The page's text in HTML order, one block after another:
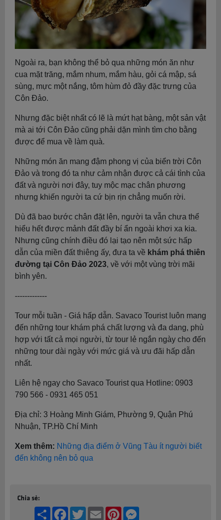
Ngoài ra, bạn không thể bỏ qua những món ăn như
cua mặt trăng, mắm nhum, mắm hàu, gỏi cá mập, sá
sùng, mực một nắng, tôm hùm đỏ đầy đặc trưng của
Côn Đảo.
Nhưng đặc biệt nhất có lẽ là mứt hạt bàng, một sản vật
mà ai tới Côn Đảo cũng phải dặn mình tìm cho bằng
được để mua về làm quà.
Những món ăn mang đậm phong vị của biển trời Côn
Đảo và trong đó ta như cảm nhận được cả cái tình của
đất và người nơi đây, tuy mộc mạc chân phương
nhưng khiến người ta cứ bịn rịn chẳng muốn rời.
Dù đã bao bước chân đặt lên, người ta vẫn chưa thể
hiểu hết được mảnh đất đầy bí ẩn ngoài khơi xa kia.
Nhưng cũng chính điều đó lại tạo nên một sức hấp
dẫn của miền đất thiêng ấy, đưa ta về khám phá thiên
đường tại Côn Đảo 2023, về với một vùng trời mãi
bình yên.
-------------
Tour mỗi tuần - Giá hấp dẫn. Savaco Tourist luôn mang
đến những tour khám phá chất lượng và đa dang, phù
hợp với tất cả mọi người, từ tour lẻ ngắn ngày cho đến
những tour dài ngày với mức giá và ưu đãi hấp dẫn
nhất.
Liên hệ ngay cho Savaco Tourist qua Hotline: 0903
790 566 - 0931 465 051
Địa chỉ: 3 Hoàng Minh Giám, Phường 9, Quận Phú
Nhuận, TP.Hồ Chí Minh
Xem thêm: Những địa điểm ở Vũng Tàu ít người biết
đến không nên bỏ qua
Chia sẻ:
Share Facebook
TwitterEmail Pinterest